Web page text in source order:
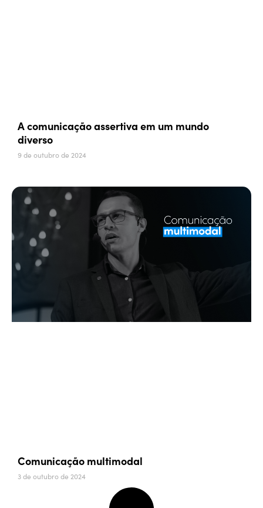
A comunicação assertiva em um mundo
diverso
9 de outubro de 2024
Comunicação multimodal
3 de outubro de 2024